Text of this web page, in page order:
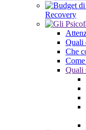
Recovery
Quali
Che
Quali